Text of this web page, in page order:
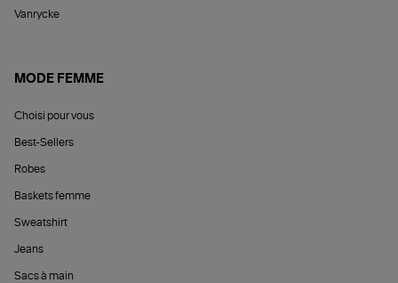
Vanrycke
MODE FEMME
Choisi pour vous
Best-Sellers
Robes
Baskets femme
Sweatshirt
Jeans
Sacs à main